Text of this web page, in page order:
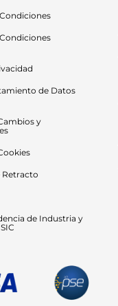
de Datos
y
Retracto
de Industria y